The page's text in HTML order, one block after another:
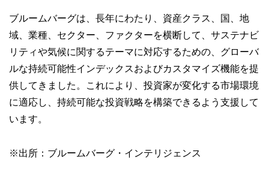
ブルームバーグは、長年にわたり、資産クラス、国、地
域、業種、セクター、ファクターを横断して、サステナビ
リティや気候に関するテーマに対応するための、グローバ
ルな持続可能性インデックスおよびカスタマイズ機能を提
供してきました。これにより、投資家が変化する市場環境
に適応し、持続可能な投資戦略を構築できるよう支援して
います。
※出所：ブルームバーグ・インテリジェンス